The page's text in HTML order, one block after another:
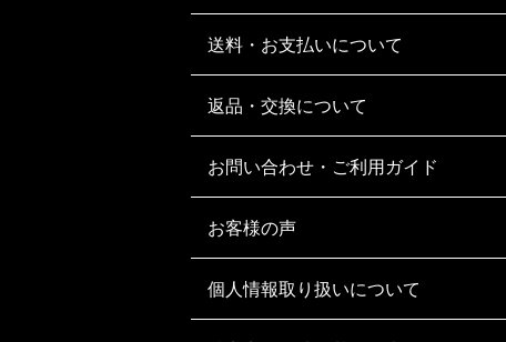
送料・お支払いについて
返品・交換について
お問い合わせ・ご利用ガイド
お客様の声
個人情報取り扱いについて